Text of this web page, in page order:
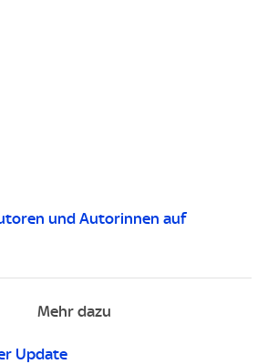
und Autorinnen auf
Mehr dazu
Update